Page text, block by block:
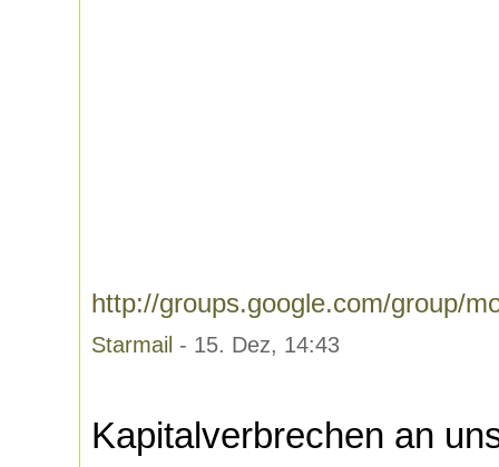
http://groups.google.com/group/
Starmail - 15. Dez, 14:43
Kapitalverbrechen an